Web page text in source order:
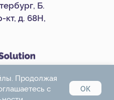
Продолжая
с
ОК